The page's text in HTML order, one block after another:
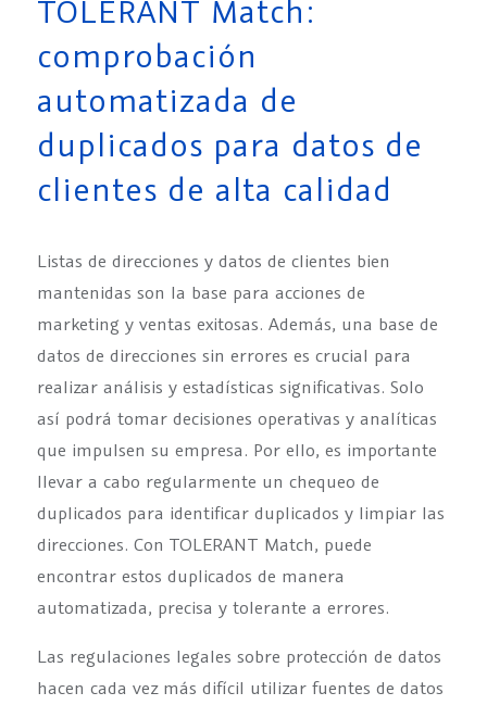
TOLERANT Match:
comprobación
automatizada de
duplicados para datos de
clientes de alta calidad
Listas de direcciones y datos de clientes bien
mantenidas son la base para acciones de
marketing y ventas exitosas. Además, una base de
datos de direcciones sin errores es crucial para
realizar análisis y estadísticas significativas. Solo
así podrá tomar decisiones operativas y analíticas
que impulsen su empresa. Por ello, es importante
llevar a cabo regularmente un chequeo de
duplicados para identificar duplicados y limpiar las
direcciones. Con TOLERANT Match, puede
encontrar estos duplicados de manera
automatizada, precisa y tolerante a errores.
Las regulaciones legales sobre protección de datos
hacen cada vez más difícil utilizar fuentes de datos